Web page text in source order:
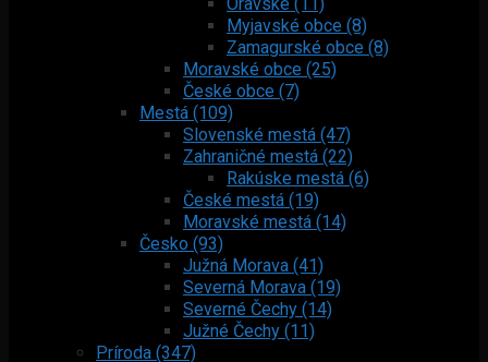
Myjavské obce (8)
Zamagurské obce (8)
Moravské obce (25)
České obce (7)
Mestá (109)
Slovenské mestá (47)
Zahraničné mestá (22)
Rakúske mestá (6)
České mestá (19)
Moravské mestá (14)
Česko (93)
Južná Morava (41)
Severná Morava (19)
Severné Čechy (14)
Južné Čechy (11)
Príroda (347)